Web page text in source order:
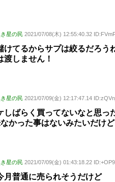
星の民 2021/07/08(木) 12:55:40.32
けてるからサプは絞るだろう
渡しません！
星の民 2021/07/09(金) 12:17:47.14
しばらく買ってないなと思っ
かった事はないみたいだけ
星の民 2021/07/09(金) 01:43:18.22
月普通に売られそうだけど